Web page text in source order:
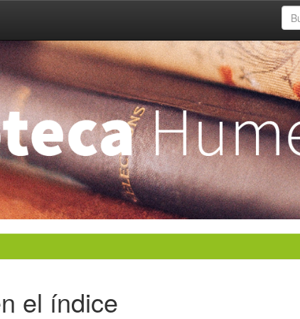
el índice